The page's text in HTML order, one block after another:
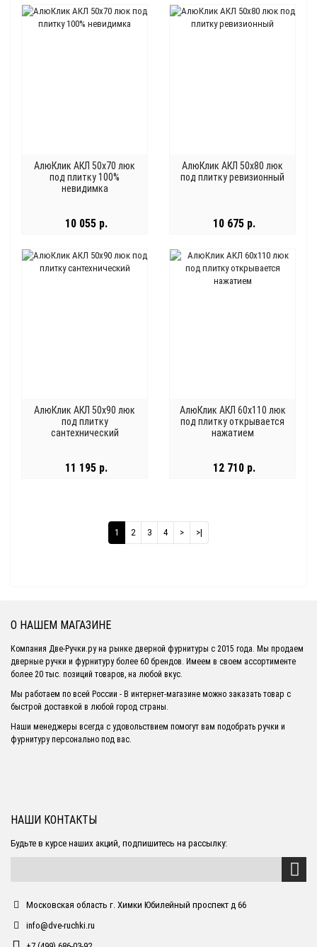
АлюКлик АКЛ 50x70 люк
под плитку 100%
невидимка
10 055 р.
АлюКлик АКЛ 50x80 люк
под плитку ревизионный
10 675 р.
АлюКлик АКЛ 50x90 люк
под плитку
сантехнический
11 195 р.
АлюКлик АКЛ 60x110 люк
под плитку открывается
нажатием
12 710 р.
1 2 3 4 > >|
О НАШЕМ МАГАЗИНЕ
Компания Две-Ручки.ру на рынке дверной фурнитуры с 2015 года. Мы продаем
дверные ручки и фурнитуру более 60 брендов. Имеем в своем ассортименте
более 20 тыс. позиций товаров, на любой вкус.
Мы работаем по всей России - В интернет-магазине можно заказать товар с
быстрой доставкой в любой город страны.
Наши менеджеры всегда с удовольствием помогут вам подобрать ручки и
фурнитуру персонально под вас.
НАШИ КОНТАКТЫ
Будьте в курсе наших акций, подпишитесь на рассылку:
Московская область г. Химки Юбилейный проспект д 66
info@dve-ruchki.ru